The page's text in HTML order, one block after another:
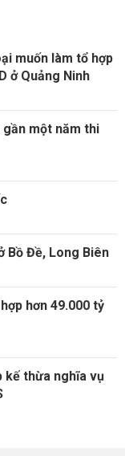
muốn làm tổ hợp
ở Quảng Ninh
gần một năm thi
Bồ Đề, Long Biên
hơn 49.000 tỷ
kế thừa nghĩa vụ